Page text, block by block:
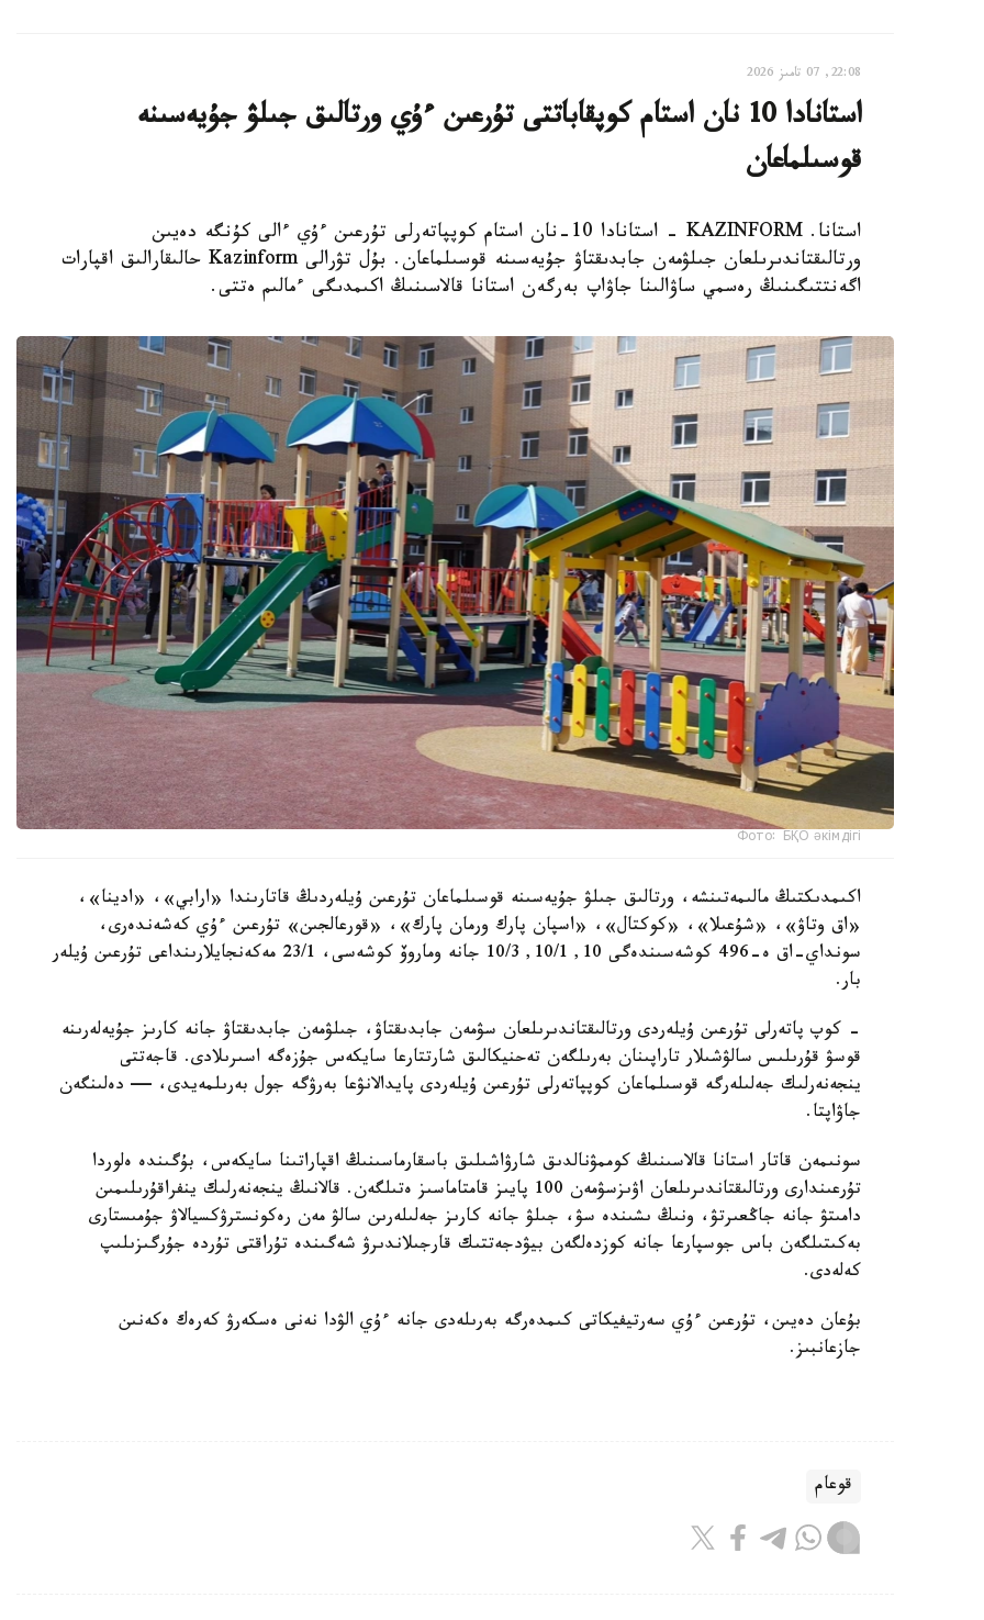
22:08, 07 تامىز 2026
استانادا 10 نان استام كوپقاباتتى تۇرعىن ءۇي ورتالىق جىلۋ جۇيەسىنە
قوسىلماعان
استانا. KAZINFORM - استانادا 10-نان استام كوپپاتەرلى تۇرعىن ءۇي ءالى كۇنگە دەيىن
ورتالىقتاندىرىلعان جىلۋمەن جابدىقتاۋ جۇيەسىنە قوسىلماعان. بۇل تۋرالى Kazinform حالىقارالىق اقپارات
اگەنتتىگىنىڭ رەسمي ساۋالىنا جاۋاپ بەرگەن استانا قالاسىنىڭ اكىمدىگى ءمالىم ەتتى.
Фото: БҚО әкімдігі
اكىمدىكتىڭ مالىمەتىنشە، ورتالىق جىلۋ جۇيەسىنە قوسىلماعان تۇرعىن ۇيلەردىڭ قاتارىندا «ارابي»، «ادينا»،
«اق وتاۋ»، «شۇعىلا»، «كوكتال»، «اسپان پارك ورمان پارك»، «قورعالجىن» تۇرعىن ءۇي كەشەندەرى،
سونداي-اق ە-496 كوشەسىندەگى 10, 10/1, 10/3 جانە وماروۆ كوشەسى، 23/1 مەكەنجايلارىنداعى تۇرعىن ۇيلەر
بار.
- كوپ پاتەرلى تۇرعىن ۇيلەردى ورتالىقتاندىرىلعان سۋمەن جابدىقتاۋ، جىلۋمەن جابدىقتاۋ جانە كارىز جۇيەلەرىنە
قوسۋ قۇرىلىس سالۋشىلار تاراپىنان بەرىلگەن تەحنيكالىق شارتتارعا سايكەس جۇزەگە اسىرىلادى. قاجەتتى
ينجەنەرلىك جەلىلەرگە قوسىلماعان كوپپاتەرلى تۇرعىن ۇيلەردى پايدالانۋعا بەرۋگە جول بەرىلمەيدى، — دەلىنگەن
جاۋاپتا.
سونىمەن قاتار استانا قالاسىنىڭ كوممۋنالدىق شارۋاشىلىق باسقارماسىنىڭ اقپاراتىنا سايكەس، بۇگىندە ەلوردا
تۇرعىندارى ورتالىقتاندىرىلعان اۋىزسۋمەن 100 پايىز قامتاماسىز ەتىلگەن. قالانىڭ ينجەنەرلىك ينفراقۇرىلىمىن
دامىتۋ جانە جاڭعىرتۋ، ونىڭ ىشىندە سۋ، جىلۋ جانە كارىز جەلىلەرىن سالۋ مەن رەكونسترۋكسيالاۋ جۇمىستارى
بەكىتىلگەن باس جوسپارعا جانە كوزدەلگەن بيۋدجەتتىك قارجىلاندىرۋ شەگىندە تۇراقتى تۇردە جۇرگىزىلىپ
كەلەدى.
بۇعان دەيىن، تۇرعىن ءۇي سەرتيفيكاتى كىمدەرگە بەرىلەدى جانە ءۇي الۋدا نەنى ەسكەرۋ كەرەك ەكەنىن
جازعانبىز.
قوعام